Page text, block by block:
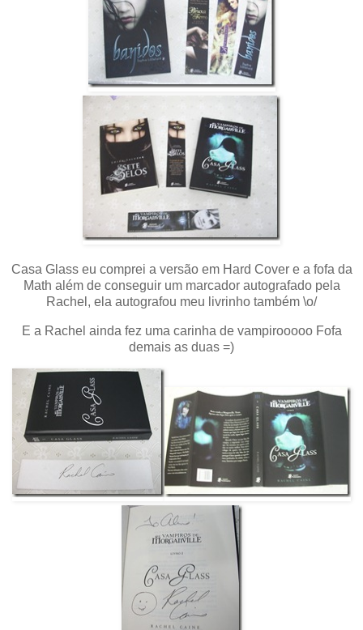
Casa Glass eu comprei a versão em Hard Cover e a fofa da
Math além de conseguir um marcador autografado pela
Rachel, ela autografou meu livrinho também \o/
E a Rachel ainda fez uma carinha de vampirooooo Fofa
demais as duas =)